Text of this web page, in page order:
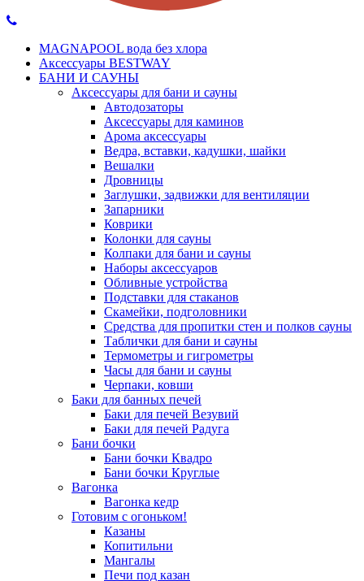
MAGNAPOOL вода без хлора
Аксессуары BESTWAY
БАНИ И САУНЫ
Аксессуары для бани и сауны
Автодозаторы
Аксессуары для каминов
Арома аксессуары
Ведра, вставки, кадушки, шайки
Вешалки
Дровницы
Заглушки, задвижки для вентиляции
Запарники
Коврики
Колонки для сауны
Колпаки для бани и сауны
Наборы аксессуаров
Обливные устройства
Подставки для стаканов
Скамейки, подголовники
Средства для пропитки стен и полков сауны
Таблички для бани и сауны
Термометры и гигрометры
Часы для бани и сауны
Черпаки, ковши
Баки для банных печей
Баки для печей Везувий
Баки для печей Радуга
Бани бочки
Бани бочки Квадро
Бани бочки Круглые
Вагонка
Вагонка кедр
Готовим с огоньком!
Казаны
Копитильни
Мангалы
Печи под казан